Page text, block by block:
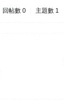
回帖數 0 主題數 1